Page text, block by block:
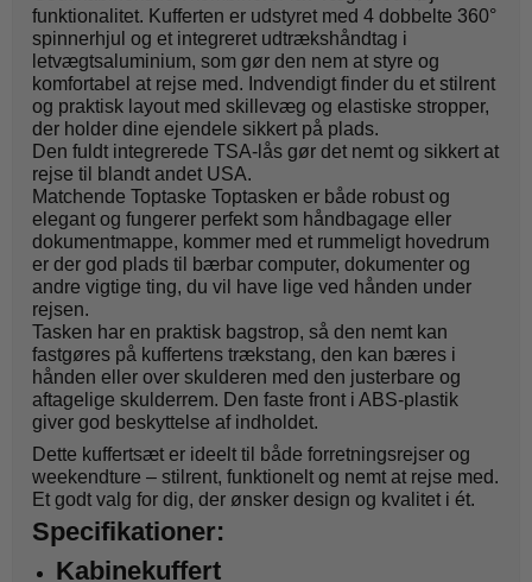
funktionalitet. Kufferten er udstyret med 4 dobbelte 360°
spinnerhjul og et integreret udtrækshåndtag i
letvægtsaluminium, som gør den nem at styre og
komfortabel at rejse med. Indvendigt finder du et stilrent
og praktisk layout med skillevæg og elastiske stropper,
der holder dine ejendele sikkert på plads.
Den fuldt integrerede TSA-lås gør det nemt og sikkert at
rejse til blandt andet USA.
Matchende Toptaske Toptasken er både robust og
elegant og fungerer perfekt som håndbagage eller
dokumentmappe, kommer med et rummeligt hovedrum
er der god plads til bærbar computer, dokumenter og
andre vigtige ting, du vil have lige ved hånden under
rejsen.
Tasken har en praktisk bagstrop, så den nemt kan
fastgøres på kuffertens trækstang, den kan bæres i
hånden eller over skulderen med den justerbare og
aftagelige skulderrem. Den faste front i ABS-plastik
giver god beskyttelse af indholdet.
Dette kuffertsæt er ideelt til både forretningsrejser og
weekendture – stilrent, funktionelt og nemt at rejse med.
Et godt valg for dig, der ønsker design og kvalitet i ét.
Specifikationer:
Kabinekuffert